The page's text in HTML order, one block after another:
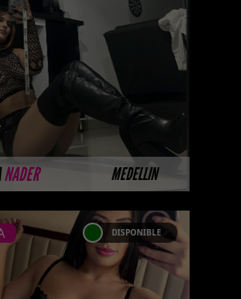
NADER MEDELLIN
Algunas de
modelos aún no tienen
disponibles en la web
están completando su
MÁS INFORMACIÓN
DISPONIBLE
PELAEZ NUEVA
Algunas de